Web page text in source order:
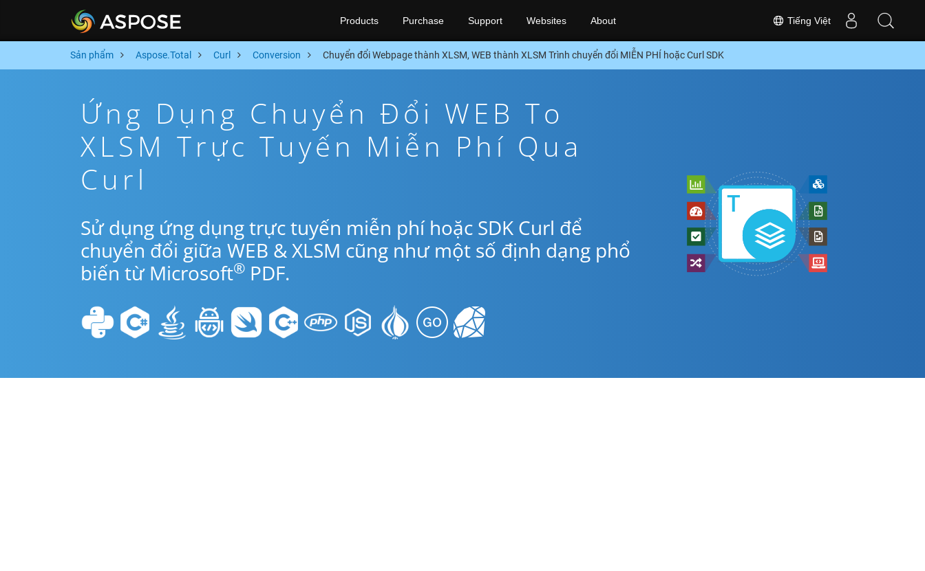
Tiếng Việt
Products Purchase Support Websites About
Sản phẩm Aspose.Total Curl Conversion Chuyển đổi Webpage thành XLSM, WEB thành XLSM Trình chuyển đổi MIỄN PHÍ hoặc Curl SDK
Ứng Dụng Chuyển Đổi WEB To
XLSM Trực Tuyến Miễn Phí Qua
Curl
Sử dụng ứng dụng trực tuyến miễn phí hoặc SDK Curl để
chuyển đổi giữa WEB & XLSM cũng như một số định dạng phổ
biến từ Microsoft® PDF.